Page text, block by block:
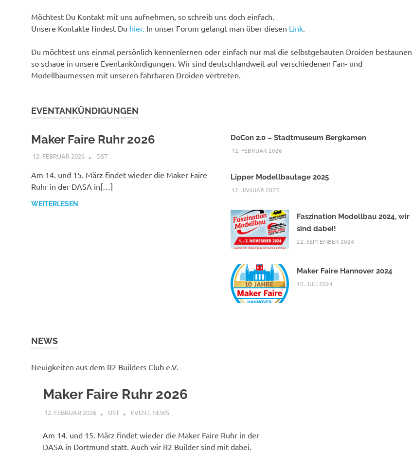
Möchtest Du Kontakt mit uns aufnehmen, so schreib uns doch einfach.
Unsere Kontakte findest Du hier. In unser Forum gelangt man über diesen Link
Du möchtest uns einmal persönlich kennenlernen oder einfach nur mal die selbstgebauten Droiden bestaunen,
so schaue in unsere Eventankündigungen. Wir sind deutschlandweit auf verschiedenen Fan- und
Modellbaumessen mit unseren fahrbaren Droiden vertreten.
EVENTANKÜNDIGUNGEN
Maker Faire Ruhr 2026
12. FEBRUAR 2026 DST
Am 14. und 15. März findet wieder die Maker Faire
Ruhr in der DASA in[…]
WEITERLESEN
DoCon 2.0 – Stadtmuseum Bergkamen
12. FEBRUAR 2026
Lipper Modellbautage 2025
12. JANUAR 2025
Faszination Modellbau 2024, wir
sind dabei!
22. SEPTEMBER 2024
Maker Faire Hannover 2024
10. JULI 2024
NEWS
Neuigkeiten aus dem R2 Builders Club e.V.
Maker Faire Ruhr 2026
12. FEBRUAR 2026 DST EVENT, NEWS
Am 14. und 15. März findet wieder die Maker Faire Ruhr in der
DASA in Dortmund statt. Auch wir R2 Builder sind mit dabei.